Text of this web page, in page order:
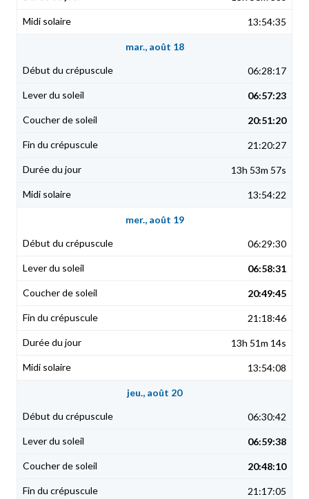
13:54:35
mar., août 18
06:28:17
06:57:23
20:51:20
21:20:27
13h 53m 57s
13:54:22
mer., août 19
06:29:30
06:58:31
20:49:45
21:18:46
13h 51m 14s
13:54:08
jeu., août 20
06:30:42
06:59:38
20:48:10
21:17:05